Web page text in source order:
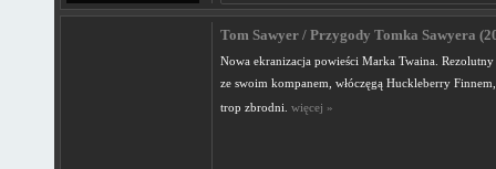
Tom Sawyer / Przygody Tomka Sawyera
Nowa ekranizacja powieści Marka Twaina.
ze swoim kompanem, włóczęgą Huckleberry
trop zbrodni. więcej »